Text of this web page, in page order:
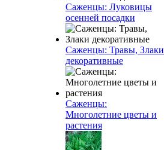
Саженцы: Луковицы
осенней посадки
Саженцы: Травы, Злаки
декоративные
Саженцы:
Многолетние цветы и
растения